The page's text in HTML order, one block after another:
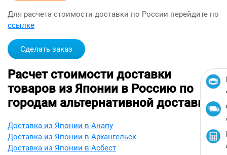
Для расчета стоимости доставки по России перейдите по
ссылке
Сделать заказ
Расчет стоимости доставки
товаров из Японии в Россию по
городам альтернативной доставкой
Доставка из Японии в Анапу
Доставка из Японии в Архангельск
Доставка из Японии в Асбест